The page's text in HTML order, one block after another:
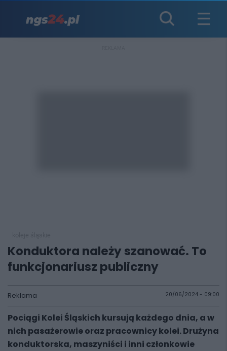
Konduktora należy szanować. To
funkcjonariusz publiczny
Reklama 20/06/2024 - 09:00
Pociągi Kolei Śląskich kursują każdego dnia, a w
nich pasażerowie oraz pracownicy kolei. Drużyna
konduktorska, maszyniści i inni członkowie